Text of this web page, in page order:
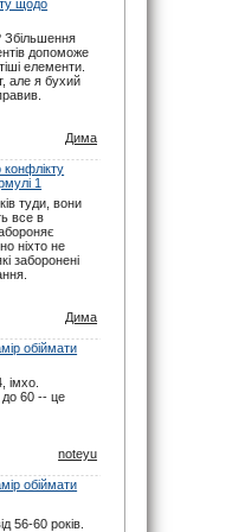
Але
І буває так,
сайті
Не за
або
щодо
Збільшення
допоможе
елементи.
але я бухий
Дима
1
туди, вони
все в
ніхто не
заборонені
Дима
обіймати
імхо.
до 60 -- це
noteyu
обіймати
56-60 років.